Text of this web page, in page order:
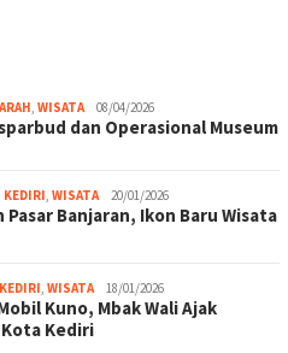
, WISATA 08/04/2026
dan Operasional Museum
KEDIRI, WISATA 20/01/2026
Pasar Banjaran, Ikon Baru Wisata
KEDIRI, WISATA 18/01/2026
Kuno, Mbak Wali Ajak
Kediri